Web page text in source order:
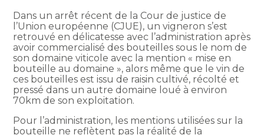
Dans un arrêt récent de la Cour de justice de
l’Union européenne (CJUE), un vigneron s’est
retrouvé en délicatesse avec l’administration après
avoir commercialisé des bouteilles sous le nom de
son domaine viticole avec la mention « mise en
bouteille au domaine », alors même que le vin de
ces bouteilles est issu de raisin cultivé, récolté et
pressé dans un autre domaine loué à environ
70km de son exploitation.
Pour l’administration, les mentions utilisées sur la
bouteille ne reflètent pas la réalité de la